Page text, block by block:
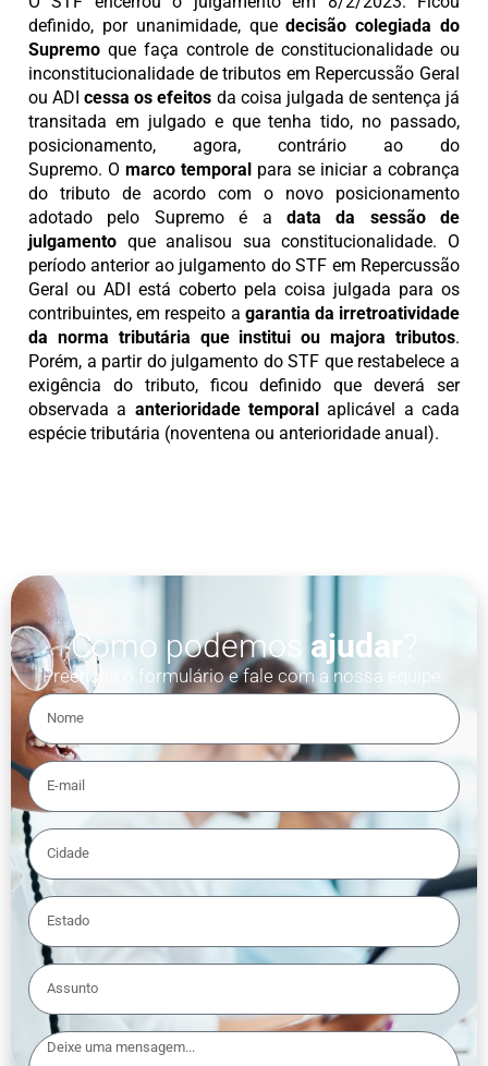
definido, por unanimidade, quedecisão colegiada do
Supremo que faça controle de constitucionalidade ou
inconstitucionalidade de tributos em Repercussão Geral
ou ADIcessa os efeitos da coisa julgada de sentença já
transitada em julgado e que tenha tido, no passado,
posicionamento, agora, contrário ao do
Supremo. O marco temporal para se iniciar a cobrança
do tributo de acordo com o novo posicionamento
adotado pelo Supremo é a data da sessão de
julgamento que analisou sua constitucionalidade. O
período anterior ao julgamento do STF em Repercussão
Geral ou ADI está coberto pela coisa julgada para os
contribuintes, em respeito a garantia da irretroatividade
da norma tributária que institui ou majora tributos.
Porém, a partir do julgamento do STF que restabelece a
exigência do tributo, ficou definido que deverá ser
observada a anterioridade temporal aplicável a cada
espécie tributária (noventena ou anterioridade anual).
Como podemos ajudar
Preencha o formulário e fale com a nossa equipe.